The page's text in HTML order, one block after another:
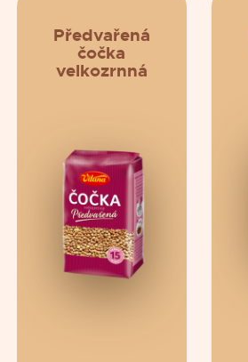
Předvařená
čočka
velkozrnná